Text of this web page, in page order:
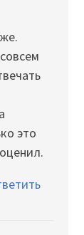
это